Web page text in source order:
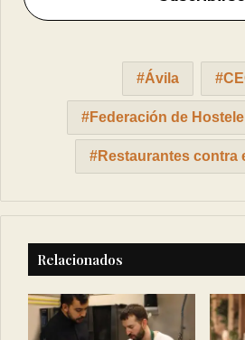
Ávila
Federación de
Restaurantes contra
Relacionados